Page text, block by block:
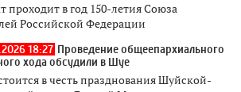
проходит в год 150-летия Союза
Российской Федерации
18:27 Проведение общеепархиального
хода обсудили в Шуе
в честь празднования Шуйской-